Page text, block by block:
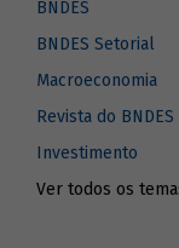
BNDES
BNDES Setorial
Macroeconomia
Revista do BNDES
Investimento
Ver todos os